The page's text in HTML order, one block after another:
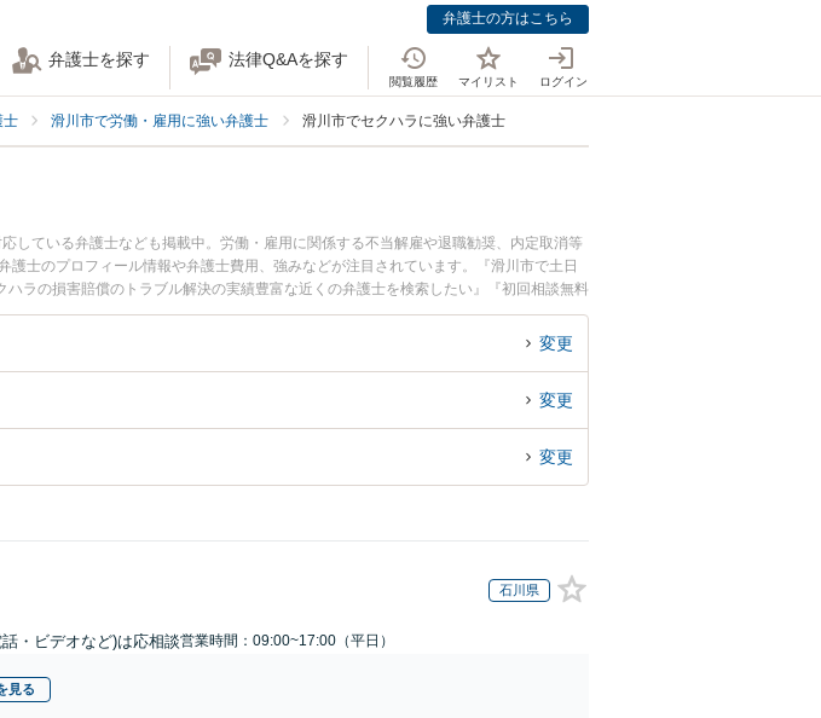
弁護士の方はこちら
弁護士を探す 法律Q&Aを探す
閲覧履歴 マイリスト ログイン
士 滑川市で労働・雇用に強い弁護士 滑川市でセクハラに強い弁護士
している弁護士なども掲載中。労働・雇用に関係する不当解雇や退職勧奨、内定取消等
士のプロフィール情報や弁護士費用、強みなどが注目されています。『滑川市で土日
ラの損害賠償のトラブル解決の実績豊富な近くの弁護士を検索したい』『初回相談無料
りの相談者さんにおすすめです。
変更
変更
変更
石川県
・ビデオなど)は応相談営業時間：09:00~17:00（平日）
見る